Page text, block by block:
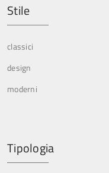
Stile
classici
design
moderni
Tipologia